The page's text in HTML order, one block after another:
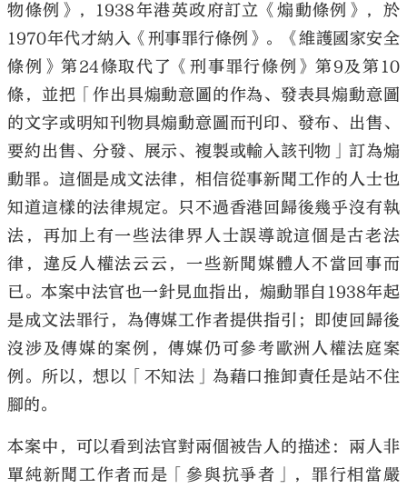
物條例》，1938年港英政府訂立《煽動條例》，於
1970年代才納入《刑事罪行條例》。《維護國家安全
條例》第24條取代了《刑事罪行條例》第9及第10
條，並把「作出具煽動意圖的作為、發表具煽動意圖
的文字或明知刊物具煽動意圖而刊印、發布、出售、
要約出售、分發、展示、複製或輸入該刊物」訂為煽
動罪。這個是成文法律，相信從事新聞工作的人士也
知道這樣的法律規定。只不過香港回歸後幾乎沒有執
法，再加上有一些法律界人士誤導說這個是古老法
律，違反人權法云云，一些新聞媒體人不當回事而
已。本案中法官也一針見血指出，煽動罪自1938年起
是成文法罪行，為傳媒工作者提供指引；即使回歸後
沒涉及傳媒的案例，傳媒仍可參考歐洲人權法庭案
例。所以，想以「不知法」為藉口推卸責任是站不住
腳的。
本案中，可以看到法官對兩個被告人的描述：兩人非
單純新聞工作者而是「參與抗爭者」，罪行相當嚴